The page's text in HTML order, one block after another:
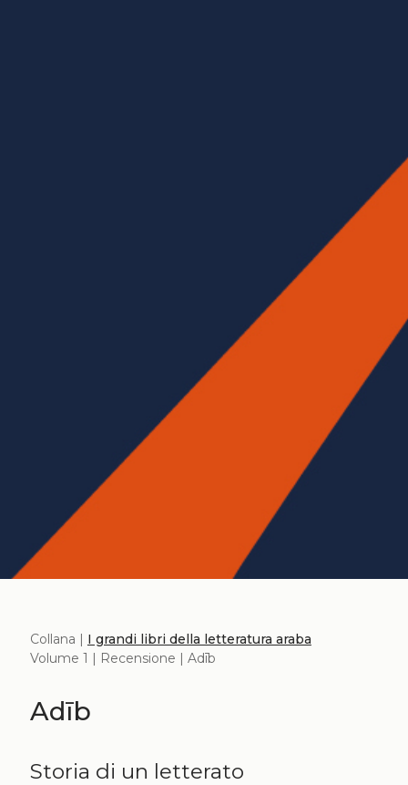
Collana | I grandi libri della letteratura araba
Volume 1 | Recensione | Adīb
Adīb
Storia di un letterato